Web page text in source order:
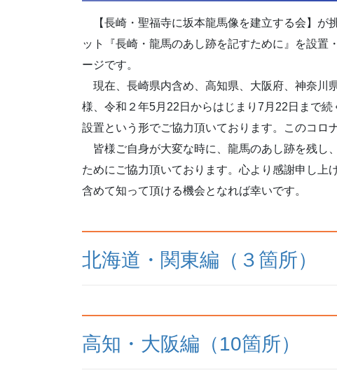
【長崎・聖福寺に坂本龍馬像を建立する会】が
ット『長崎・龍馬のあし跡を記すために』を設
ージです。
現在、長崎県内含め、高知県、大阪府、神奈川
様、令和２年5月22日からはじまり7月22日まで
設置という形でご協力頂いております。このコロ
皆様ご自身が大変な時に、龍馬のあし跡を残し
ためにご協力頂いております。心より感謝申し上
含めて知って頂ける機会となれば幸いです。
北海道・関東編（３箇所）
高知・大阪編（10箇所）